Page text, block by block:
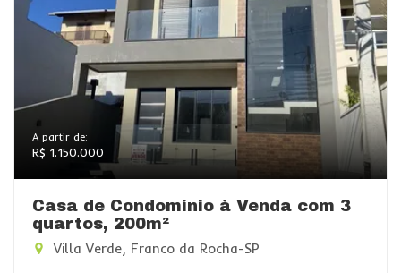
A partir de:
R$ 1.150.000
Casa de Condomínio à Venda com 3
quartos, 200m²
Villa Verde, Franco da Rocha-SP